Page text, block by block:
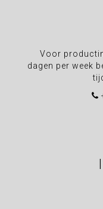
Voor
dagen per week